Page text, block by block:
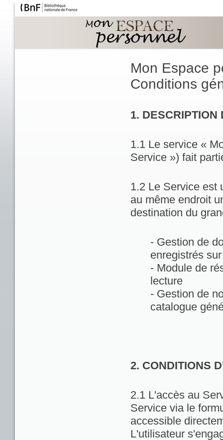
Mon Espace
Conditions
1. DESCRIPTION
1.1 Le service «
Service ») fait
1.2 Le Service est
au même endroit
destination du
- Gestion de
enregistrés
- Module de
lecture
- Gestion de
catalogue
2. CONDITIONS
2.1 L'accès au
Service via le
accessible
L'utilisateur